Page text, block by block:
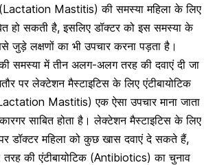
Mastitis) की समस्या महिला के लिए
हो सकती है, इसलिए डॉक्टर को इस समस्या के
जुड़े लक्षणों का भी उपचार करना पड़ता है।
समस्या में तीन अलग-अलग तरह की दवाएं दी जा
पर लेक्टेशन मैस्टाइटिस के लिए एंटीबायोटिक
Mastitis) एक ऐसा उपचार माना जाता
साबित होता है। लेक्टेशन मैस्टाइटिस के लिए
पर डॉक्टर महिला को कुछ खास दवाएं दे सकते हैं,
की एंटीबायोटिक (Antibiotics) का चुनाव